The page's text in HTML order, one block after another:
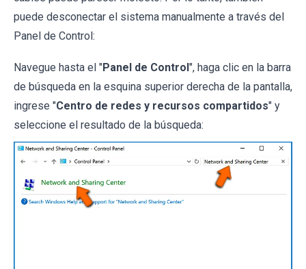
puede desconectar el sistema manualmente a través del
Panel de Control:
Navegue hasta el "Panel de Control ", haga clic en la barra
de búsqueda en la esquina superior derecha de la pantalla,
ingrese "Centro de redes y recursos compartidos" y
seleccione el resultado de la búsqueda: